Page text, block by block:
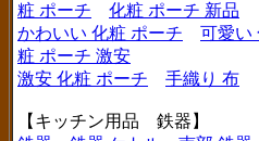
粧 ポーチ
化粧 ポーチ 新品
かわいい 化粧 ポーチ
可愛い
粧 ポーチ 激安
激安 化粧 ポーチ
手織り 布
【キッチン用品 鉄器】